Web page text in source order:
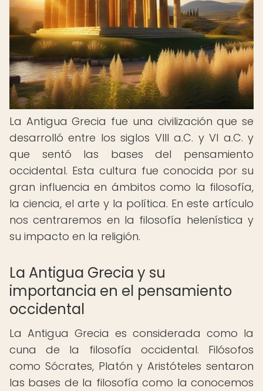
La Antigua Grecia fue una civilización que se
desarrolló entre los siglos VIII a.C. y VI a.C. y
que sentó las bases del pensamiento
occidental. Esta cultura fue conocida por su
gran influencia en ámbitos como la filosofía,
la ciencia, el arte y la política. En este artículo
nos centraremos en la filosofía helenística y
su impacto en la religión.
La Antigua Grecia y su
importancia en el pensamiento
occidental
La Antigua Grecia es considerada como la
cuna de la filosofía occidental. Filósofos
como Sócrates, Platón y Aristóteles sentaron
las bases de la filosofía como la conocemos